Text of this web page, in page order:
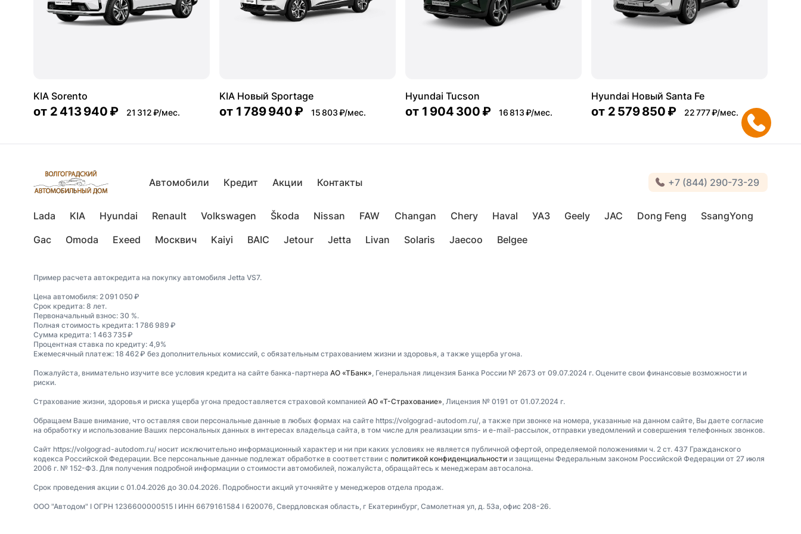
KIA Sorento
от 2 413 940 ₽ 21 312 ₽/мес.
KIA Новый Sportage
от 1 789 940 ₽ 15 803 ₽/мес.
Hyundai Tucson
от 1 904 300 ₽ 16 813 ₽/мес.
Hyundai Новый Santa Fe
от 2 579 850 ₽ 22 777 ₽/мес.
Автомобили Кредит Акции Контакты +7 (844) 290-73-29
Lada KIA Hyundai Renault Volkswagen Škoda Nissan FAW Changan Chery Haval УАЗ Geely JAC Dong Feng
SsangYong
Gac
Omoda Exeed Москвич Kaiyi BAIC Jetour Jetta Livan Solaris Jaecoo Belgee
Пример расчета автокредита на покупку автомобиля Jetta VS7.
Цена автомобиля: 2 091 050 ₽
Срок кредита: 8 лет.
Первоначальный взнос: 30 %.
Полная стоимость кредита: 1 786 989 ₽
Сумма кредита: 1 463 735 ₽
Процентная ставка по кредиту: 4,9%
Ежемесячный платеж: 18 462 ₽ без дополнительных комиссий, с обязательным страхованием жизни и здоровья, а также ущерба угона.
Пожалуйста, внимательно изучите все условия кредита на сайте банка-партнера АО «ТБанк», Генеральная лицензия Банка России № 2673 от 09.07.2024 г. Оцените свои финансовые возможности и
риски.
Страхование жизни, здоровья и риска ущерба угона предоставляется страховой компанией АО «Т-Страхование», Лицензия № 0191 от 01.07.2024 г.
Обращаем Ваше внимание, что оставляя свои персональные данные в любых формах на сайте https://volgograd-autodom.ru/, а также при звонке на номера, указанные на данном сайте, Вы даете согласие
на обработку и использование Ваших персональных данных в интересах владельца сайта, в том числе для реализации sms- и e-mail-рассылок, отправки уведомлений и совершения телефонных звонков.
Сайт https://volgograd-autodom.ru/ носит исключительно информационный характер и ни при каких условиях не является публичной офертой, определяемой положениями ч. 2 ст. 437 Гражданского
кодекса Российской Федерации. Все персональные данные подлежат обработке в соответствии с политикой конфиденциальности и защищены Федеральным законом Российской Федерации от 27 июля
2006 г. № 152-ФЗ. Для получения подробной информации о стоимости автомобилей, пожалуйста, обращайтесь к менеджерам автосалона.
Срок проведения акции с 01.04.2026 до 30.04.2026. Подробности акций уточняйте у менеджеров отдела продаж.
ООО "Автодом" I ОГРН 1236600000515 I ИНН 6679161584 I 620076, Свердловская область, г Екатеринбург, Самолетная ул, д. 53а, офис 208-26.